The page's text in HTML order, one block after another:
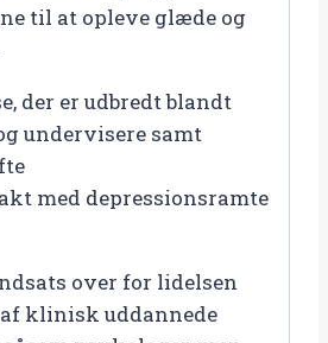
til at opleve glæde og
der er udbredt blandt
undervisere samt
med depressionsramte
over for lidelsen
klinisk uddannede